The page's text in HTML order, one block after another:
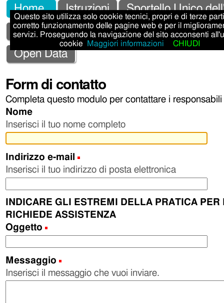
Salta
ai
contenuti.
alla
navigazione
Strumenti
personali
Sezioni
Home Istruzioni
Sportello Unico
Sportello Unico Attività Produttive - SUAP
Open Data
Form di contatto
Completa questo modulo per contattare i
Nome
Inserisci il tuo nome completo
Indirizzo e-mail
Inserisci il tuo indirizzo di posta elettronica
INDICARE GLI ESTREMI DELLA PRATICA PER
RICHIEDE ASSISTENZA
Oggetto
Messaggio
Inserisci il messaggio che vuoi inviare.
Questo sito utilizza solo cookie tecnici, propri e di terze
corretto funzionamento delle pagine web e per il
servizi. Proseguendo la navigazione del sito acconsenti
cookie
Maggiori informazioni CHIUDI